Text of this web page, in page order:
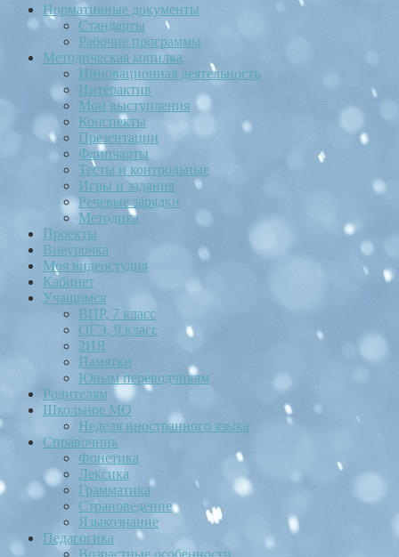
Нормативные документы
Стандарты
Рабочие программы
Методическая копилка
Инновационная деятельность
Интерактив
Мои выступления
Конспекты
Презентации
Флипчарты
Тесты и контрольные
Игры и задания
Речевые зарядки
Методика
Проекты
Внеурочка
Моя видеостудия
Кабинет
Учащимся
ВПР, 7 класс
ОГЭ, 9 класс
2ИЯ
Памятки
Юным переводчикам
Родителям
Школьное МО
Неделя иностранного языка
Справочник
Фонетика
Лексика
Грамматика
Страноведение
Языкознание
Педагогика
Возрастные особенности